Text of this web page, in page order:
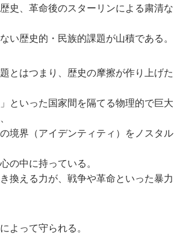
史、革命後のスターリンによる粛清な
い歴史的・民族的課題が山積である。
とはつまり、歴史の摩擦が作り上げた
といった国家間を隔てる物理的で巨大
境界（アイデンティティ）をノスタル
の中に持っている。
換える力が、戦争や革命といった暴力
よって守られる。